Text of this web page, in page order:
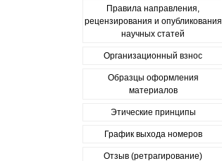
Правила направления,
рецензирования и опубликования
научных статей
Организационный взнос
Образцы оформления
материалов
Этические принципы
График выхода номеров
Отзыв (ретрагирование)